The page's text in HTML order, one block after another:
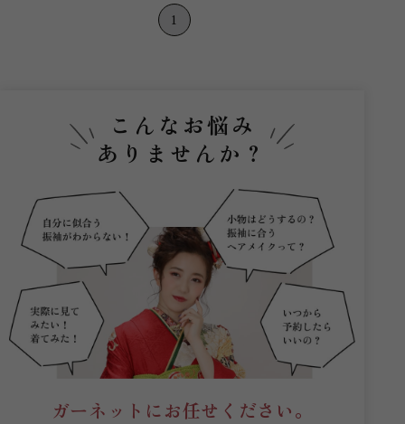
1
こんなお悩み
ありませんか？
ガーネットにお任せください。